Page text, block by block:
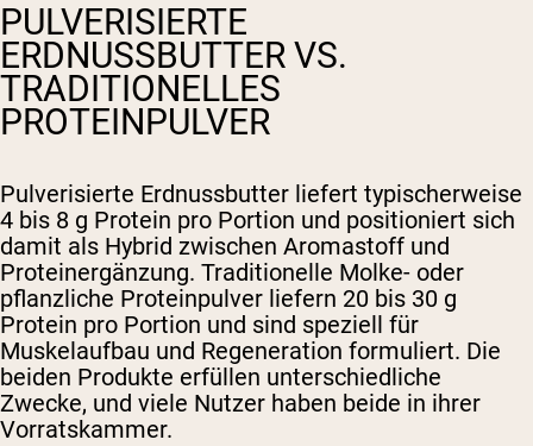
PULVERISIERTE
ERDNUSSBUTTER VS.
TRADITIONELLES
PROTEINPULVER
Pulverisierte Erdnussbutter liefert typischerweise
4 bis 8 g Protein pro Portion und positioniert sich
damit als Hybrid zwischen Aromastoff und
Proteinergänzung. Traditionelle Molke- oder
pflanzliche Proteinpulver liefern 20 bis 30 g
Protein pro Portion und sind speziell für
Muskelaufbau und Regeneration formuliert. Die
beiden Produkte erfüllen unterschiedliche
Zwecke, und viele Nutzer haben beide in ihrer
Vorratskammer.